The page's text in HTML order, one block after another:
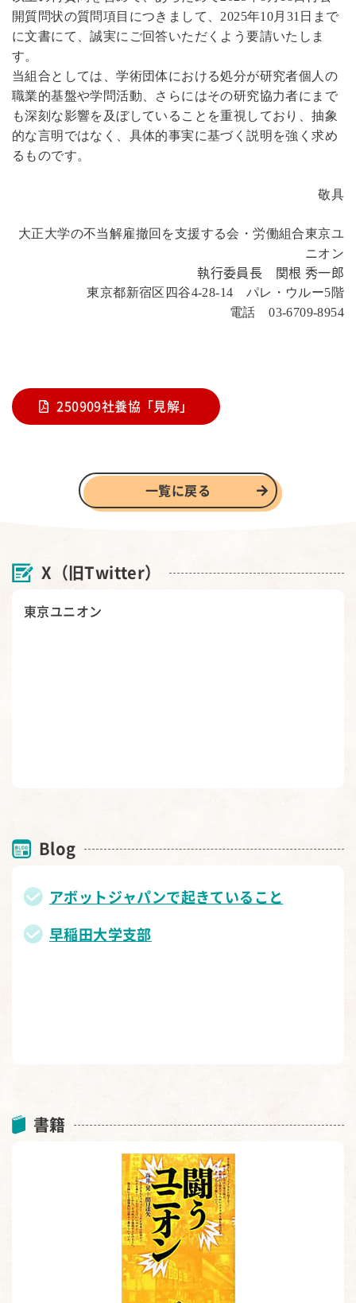
開質問状の質問項目につきまして、 2025年10月 31 日まで
に文書にて、誠実にご回答いただくよう要請いたしま
す。
当組合としては、学術団体における処分が研究者個人の
職業的基盤や学問活動、さらにはその研究協力者にまで
も深刻な影響を及ぼしていることを重視しており、抽象
的な言明ではなく、具体的事実に基づく説明を強く求め
るものです。
敬具
大正大学の不当解雇撤回を支援する会・労働組合東京ユ
ニオン
執行委員長 関根 秀一郎
東京都新宿区四谷4-28-14 パレ・ウルー5階
電話03-6709-8954
250909社養協「見解」
一覧に戻る
X（旧Twitter）
東京ユニオン
Blog
アボットジャパンで起きていること
早稲田大学支部
書籍